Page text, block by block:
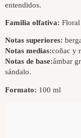
entendidos.
Familia olfativa: Floral
Notas superiores:
Notas medias:coñac y
Notas de base:ámbar
sándalo.
Formato: 100 ml